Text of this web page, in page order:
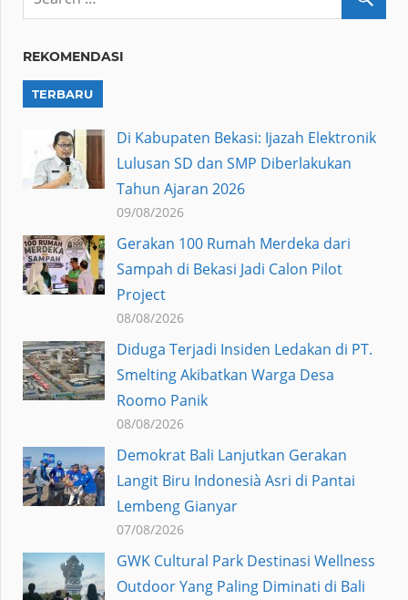
REKOMENDASI
TERBARU
Di Kabupaten Bekasi: Ijazah Elektronik
Lulusan SD dan SMP Diberlakukan
Tahun Ajaran 2026
09/08/2026
Gerakan 100 Rumah Merdeka dari
Sampah di Bekasi Jadi Calon Pilot
Project
08/08/2026
Diduga Terjadi Insiden Ledakan di PT.
Smelting Akibatkan Warga Desa
Roomo Panik
08/08/2026
Demokrat Bali Lanjutkan Gerakan
Langit Biru Indonesià Asri di Pantai
Lembeng Gianyar
07/08/2026
GWK Cultural Park Destinasi Wellness
Outdoor Yang Paling Diminati di Bali